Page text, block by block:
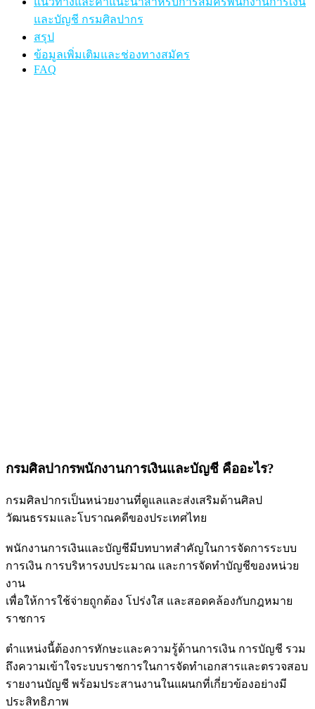
และบัญชี กรมศิลปากร
สรุป
ข้อมูลเพิ่มเติมและช่องทางสมัคร
FAQ
กรมศิลปากรพนักงานการเงินและบัญชี คืออะไร?
กรมศิลปากรเป็นหน่วยงานที่ดูแลและส่งเสริมด้านศิลป
วัฒนธรรมและโบราณคดีของประเทศไทย
พนักงานการเงินและบัญชีมีบทบาทสำคัญในการจัดการระบบ
การเงิน การบริหารงบประมาณ และการจัดทำบัญชีของหน่วย
งาน
เพื่อให้การใช้จ่ายถูกต้อง โปร่งใส และสอดคล้องกับกฎหมาย
ราชการ
ตำแหน่งนี้ต้องการทักษะและความรู้ด้านการเงิน การบัญชี รวม
ถึงความเข้าใจระบบราชการในการจัดทำเอกสารและตรวจสอบ
รายงานบัญชี พร้อมประสานงานในแผนกที่เกี่ยวข้องอย่างมี
ประสิทธิภาพ